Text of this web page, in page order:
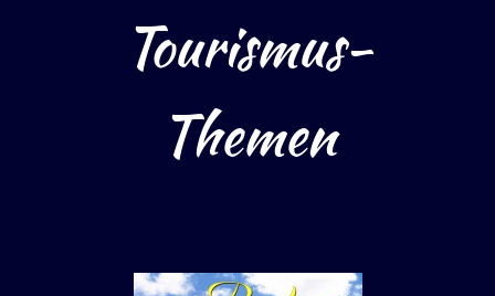
Tourismus-
Themen